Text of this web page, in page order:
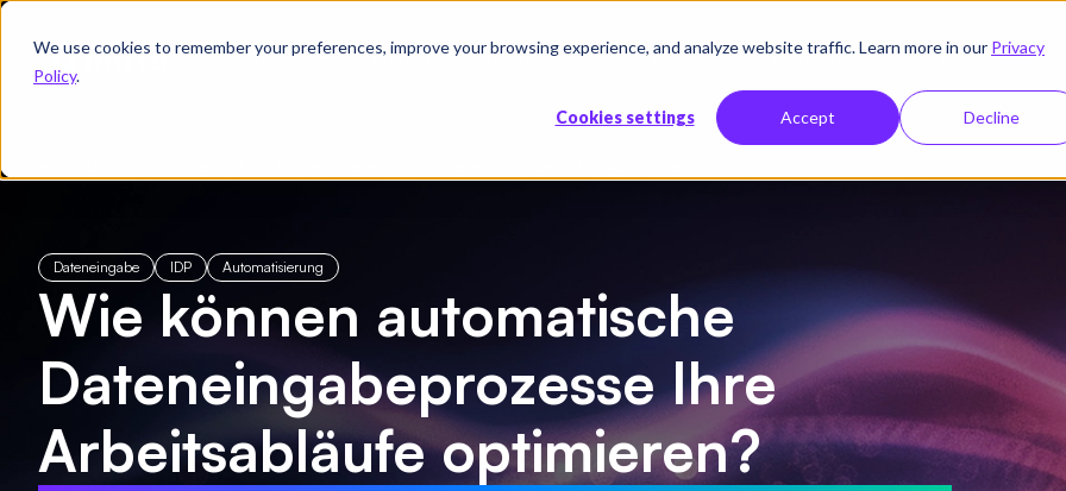
We use cookies to remember your preferences, improve your browsing experience, and analyze website traffic. Learn more in our Privacy
Policy.
Cookies settings Accept Decline
Produkt Branchenlösungen Ressourcen Unternehmen Preise
Dateneingabe IDP Automatisierung
Wie können automatische
Dateneingabeprozesse Ihre
Arbeitsabläufe optimieren?